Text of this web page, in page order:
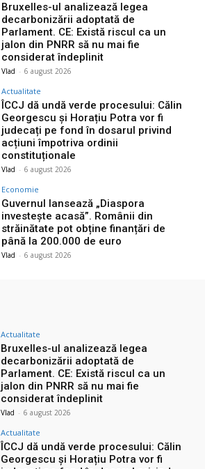
Bruxelles-ul analizează legea
decarbonizării adoptată de
Parlament. CE: Există riscul ca un
jalon din PNRR să nu mai fie
considerat îndeplinit
Vlad - 6 august 2026
Actualitate
ÎCCJ dă undă verde procesului: Călin
Georgescu și Horațiu Potra vor fi
judecați pe fond în dosarul privind
acțiuni împotriva ordinii
constituționale
Vlad - 6 august 2026
Economie
Guvernul lansează „Diaspora
investește acasă”. Românii din
străinătate pot obține finanțări de
până la 200.000 de euro
Vlad - 6 august 2026
Actualitate
Bruxelles-ul analizează legea
decarbonizării adoptată de
Parlament. CE: Există riscul ca un
jalon din PNRR să nu mai fie
considerat îndeplinit
Vlad - 6 august 2026
Actualitate
ÎCCJ dă undă verde procesului: Călin
Georgescu și Horațiu Potra vor fi